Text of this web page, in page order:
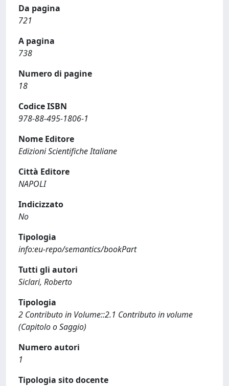
Da pagina
721
A pagina
738
Numero di pagine
18
Codice ISBN
978-88-495-1806-1
Nome Editore
Edizioni Scientifiche Italiane
Città Editore
NAPOLI
Indicizzato
No
Tipologia
info:eu-repo/semantics/bookPart
Tutti gli autori
Siclari, Roberto
Tipologia
2 Contributo in Volume::2.1 Contributo in volume
(Capitolo o Saggio)
Numero autori
1
Tipologia sito docente